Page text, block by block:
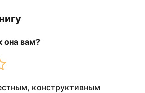
она вам?
конструктивным